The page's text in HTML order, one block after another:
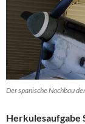
Der spanische Nachbau
Herkulesaufgabe